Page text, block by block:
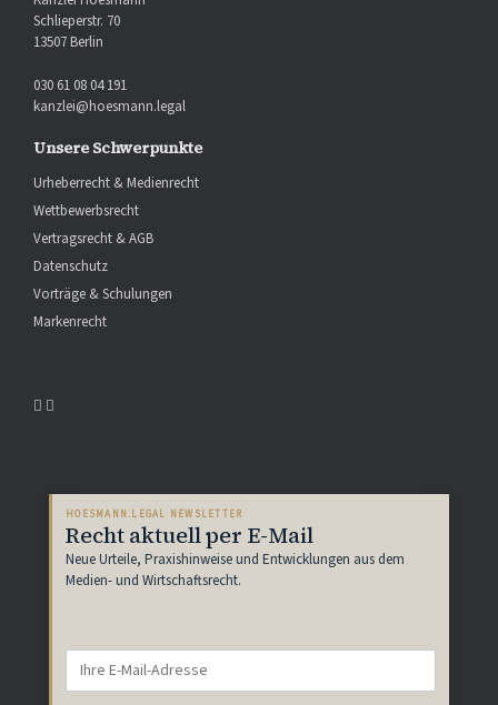
Schlieperstr. 70
13507 Berlin
030 61 08 04 191
kanzlei@hoesmann.legal
Unsere Schwerpunkte
Urheberrecht & Medienrecht
Wettbewerbsrecht
Vertragsrecht & AGB
Datenschutz
Vorträge & Schulungen
Markenrecht
HOESMANN.LEGAL NEWSLETTER
Recht aktuell per E-Mail
Neue Urteile, Praxishinweise und Entwicklungen aus dem
Medien- und Wirtschaftsrecht.